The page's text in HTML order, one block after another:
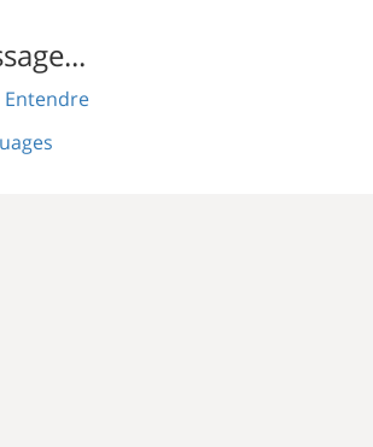
Entendre